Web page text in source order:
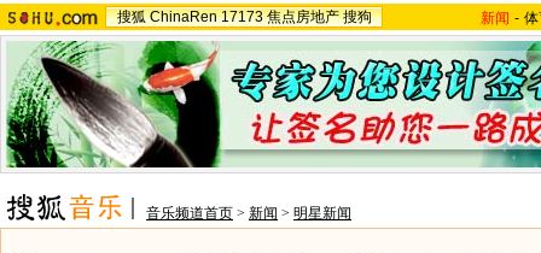
搜狐 ChinaRen 17173 焦点房地产 搜狗 新闻 -
音乐频道首页 > 新闻 > 明星新闻